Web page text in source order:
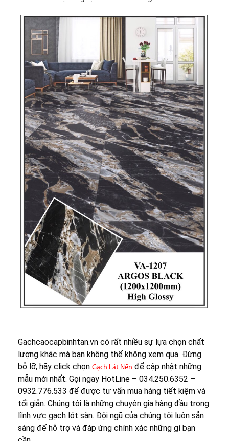
Gachcaocapbinhtan.vn có rất nhiều sự lựa chọn chất
lượng khác mà bạn không thể không xem qua. Đừng
bỏ lỡ, hãy click chọn Gạch Lát Nền để cập nhật những
mẫu mới nhất. Gọi ngay HotLine – 034.250.6352 –
0932.776.533 để được tư vấn mua hàng tiết kiệm và
tối giản. Chúng tôi là những chuyên gia hàng đầu trong
lĩnh vực gạch lót sàn. Đội ngũ của chúng tôi luôn sẵn
sàng để hỗ trợ và đáp ứng chính xác những gì bạn